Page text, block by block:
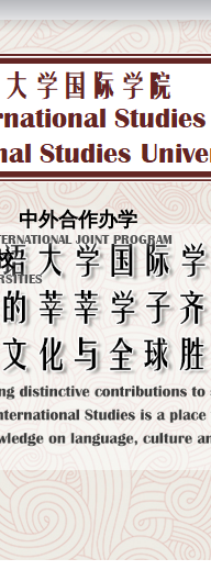
中外合作办学
JOINT PROGRAM